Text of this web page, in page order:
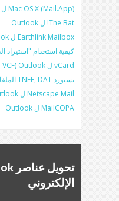
Mac OS X (Mail.App) ل
The Bat! لOutlook
Earthlink Mailbox ل
كيفية استخدام "استيراد
vCard لOutlook
(
VCF
يستوردTNEF, DAT
Netscape Mail ل
MailCOPA لOutlook
الإلكتروني